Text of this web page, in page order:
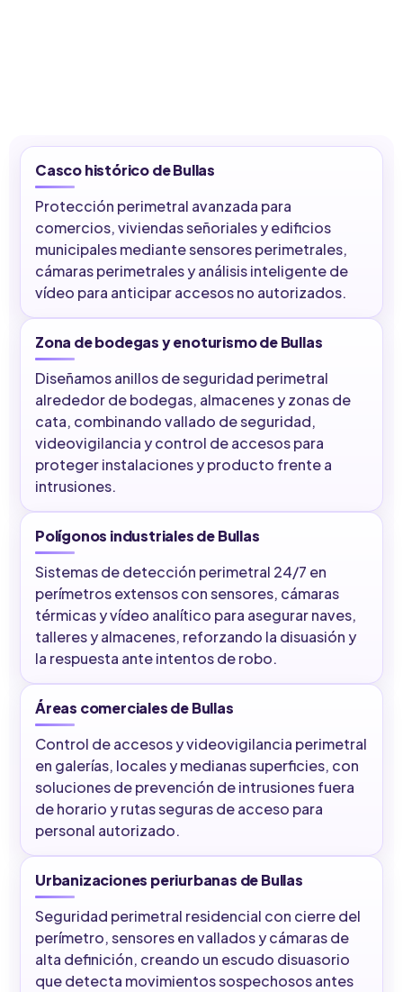
Casco histórico de Bullas
Protección perimetral avanzada para
comercios, viviendas señoriales y edificios
municipales mediante sensores perimetrales,
cámaras perimetrales y análisis inteligente de
vídeo para anticipar accesos no autorizados.
Zona de bodegas y enoturismo de Bullas
Diseñamos anillos de seguridad perimetral
alrededor de bodegas, almacenes y zonas de
cata, combinando vallado de seguridad,
videovigilancia y control de accesos para
proteger instalaciones y producto frente a
intrusiones.
Polígonos industriales de Bullas
Sistemas de detección perimetral 24/7 en
perímetros extensos con sensores, cámaras
térmicas y vídeo analítico para asegurar naves,
talleres y almacenes, reforzando la disuasión y
la respuesta ante intentos de robo.
Áreas comerciales de Bullas
Control de accesos y videovigilancia perimetral
en galerías, locales y medianas superficies, con
soluciones de prevención de intrusiones fuera
de horario y rutas seguras de acceso para
personal autorizado.
Urbanizaciones periurbanas de Bullas
Seguridad perimetral residencial con cierre del
perímetro, sensores en vallados y cámaras de
alta definición, creando un escudo disuasorio
que detecta movimientos sospechosos antes